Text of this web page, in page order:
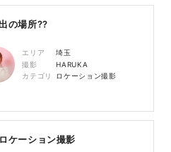
の場所??
エリア
埼玉
撮影
HARUKA
カテゴリ
ロケーション撮影
ケーション撮影